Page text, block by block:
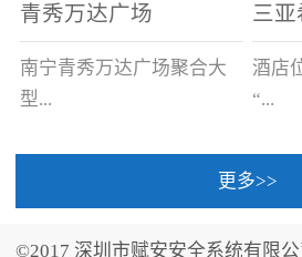
青秀万达广场
南宁青秀万达广场聚合大
型...
三亚
酒店
“...
中国
更多>>
©2017 深圳市赋安安全系统有限